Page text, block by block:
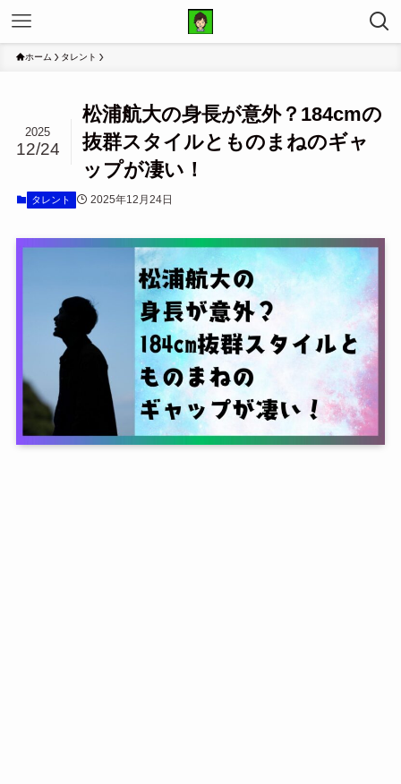
ホーム タレント
松浦航大の身長が意外？184cmの
抜群スタイルとものまねのギャ
ップが凄い！
2025
12/24
タレント 2025年12月24日